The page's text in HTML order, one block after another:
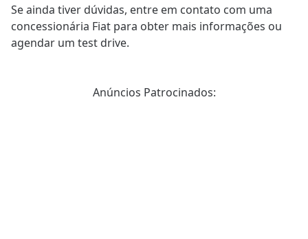
Se ainda tiver dúvidas, entre em contato com uma
concessionária Fiat para obter mais informações ou
agendar um test drive.
Anúncios Patrocinados: